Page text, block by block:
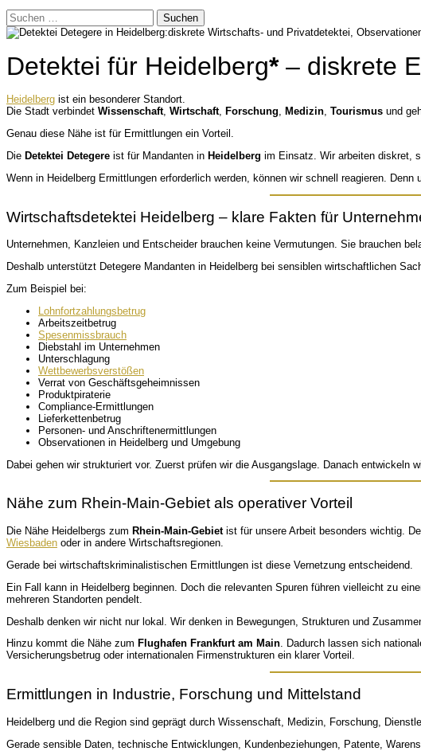
Suchen
nach:
Detektei für Heidelberg*– diskrete
Heidelberg ist ein besonderer Standort.
Die Stadt verbindet Wissenschaft, Wirtschaft, Forschung, Medizin, Tourismus und
Genau diese Nähe ist für Ermittlungen ein Vorteil.
Die Detektei Detegere ist für Mandanten in Heidelberg im Einsatz. Wir arbeiten diskret,
Wenn in Heidelberg Ermittlungen erforderlich werden, können wir schnell reagieren. Denn
Wirtschaftsdetektei Heidelberg – klare Fakten für
Unternehmen, Kanzleien und Entscheider brauchen keine Vermutungen. Sie brauchen
Deshalb unterstützt Detegere Mandanten in Heidelberg bei sensiblen wirtschaftlichen
Zum Beispiel bei:
Lohnfortzahlungsbetrug
Arbeitszeitbetrug
Spesenmissbrauch
Diebstahl im Unternehmen
Unterschlagung
Wettbewerbsverstößen
Verrat von Geschäftsgeheimnissen
Produktpiraterie
Compliance-Ermittlungen
Lieferkettenbetrug
Personen- und Anschriftenermittlungen
Observationen in Heidelberg und Umgebung
Dabei gehen wir strukturiert vor. Zuerst prüfen wir die Ausgangslage. Danach
Nähe zum Rhein-Main-Gebiet als operativer Vorteil
Die Nähe Heidelbergs zum Rhein-Main-Gebietist für unsere Arbeit besonders wichtig.
Wiesbaden oder in andere Wirtschaftsregionen.
Gerade bei wirtschaftskriminalistischen Ermittlungen ist diese Vernetzung entscheidend.
Ein Fall kann in Heidelberg beginnen. Doch die relevanten Spuren führen vielleicht zu
mehreren Standorten pendelt.
Deshalb denken wir nicht nur lokal. Wir denken in Bewegungen, Strukturen und
Hinzu kommt die Nähe zum Flughafen Frankfurt am Main. Dadurch lassen sich
Versicherungsbetrug oder internationalen Firmenstrukturen ein klarer Vorteil.
Ermittlungen in Industrie, Forschung und Mittelstand
Heidelberg und die Region sind geprägt durch Wissenschaft, Medizin, Forschung,
Gerade sensible Daten, technische Entwicklungen, Kundenbeziehungen, Patente,